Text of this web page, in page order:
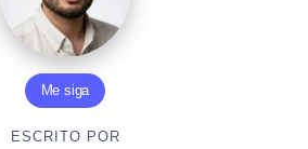
Me siga
ESCRITO POR